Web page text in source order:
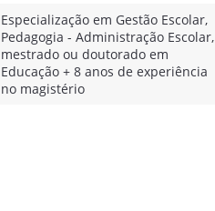
Especialização em Gestão Escolar,
Pedagogia - Administração Escolar,
mestrado ou doutorado em
Educação + 8 anos de experiência
no magistério